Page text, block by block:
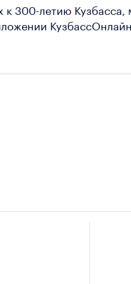
300-летию
КузбассОнлайн.